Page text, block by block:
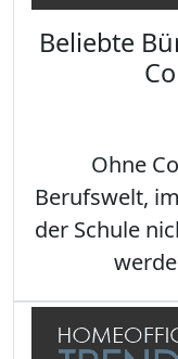
Beliebte
Ohne
Berufswelt,
der Schule